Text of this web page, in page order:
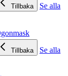
Tillbaka
Se alla
Tillbaka
Se alla